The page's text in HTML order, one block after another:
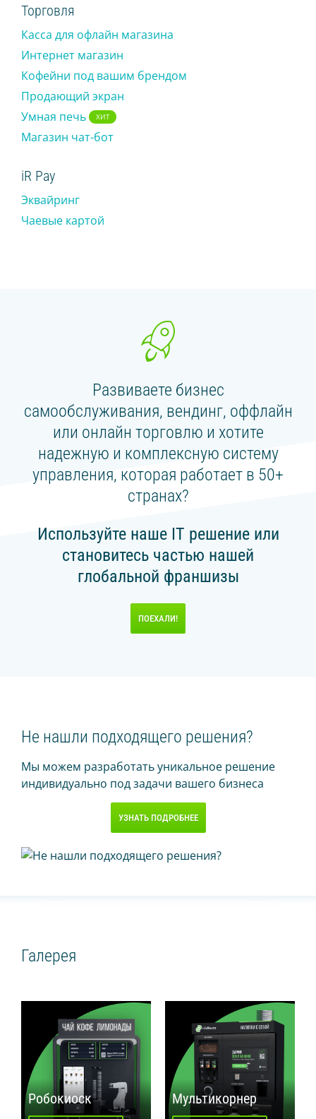
БЛОГ
МАГАЗИН
ВХОД
ОБРАТНАЯ СВЯЗЬ
СЛЕДУЙТЕ ЗА НАМИ
Торговля
Касса для офлайн магазина
Интернет магазин
Кофейни под вашим брендом
Продающий экран
Умная печь
ХИТ
Магазин чат-бот
iR Pay
Эквайринг
Чаевые картой
Развиваете бизнес
самообслуживания, вендинг, оффлайн
или онлайн торговлю и хотите
надежную и комплексную систему
управления, которая работает в 50+
странах?
Используйте наше IT решение или
становитесь частью нашей
глобальной франшизы
ПОЕХАЛИ!
Не нашли подходящего решения?
Мы можем разработать уникальное решение
индивидуально под задачи вашего бизнеса
УЗНАТЬ ПОДРОБНЕЕ
Галерея
Робокиоск Мультикорнер